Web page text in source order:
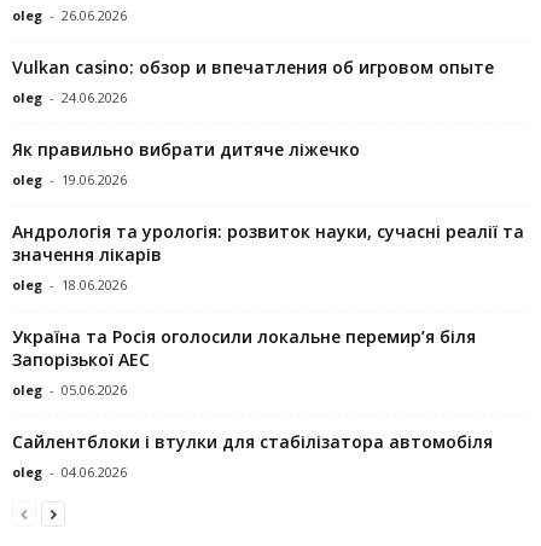
oleg - 26.06.2026
Vulkan casino: обзор и впечатления об игровом опыте
oleg - 24.06.2026
Як правильно вибрати дитяче ліжечко
oleg - 19.06.2026
Андрологія та урологія: розвиток науки, сучасні реалії та
значення лікарів
oleg - 18.06.2026
Україна та Росія оголосили локальне перемир’я біля
Запорізької АЕС
oleg - 05.06.2026
Сайлентблоки і втулки для стабілізатора автомобіля
oleg - 04.06.2026